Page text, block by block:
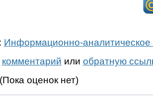
Информационно-аналитическое
комментарий или обратную
оценок нет)